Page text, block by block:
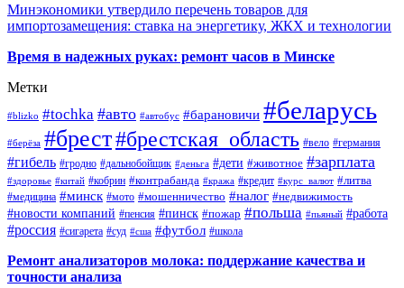
Минэкономики утвердило перечень товаров для
импортозамещения: ставка на энергетику, ЖКХ и технологии
Время в надежных руках: ремонт часов в Минске
Метки
#blizko #tochka #авто #автобус #барановичи #беларусь
#берёза #брест#брестская_область #вело #германия
#гибель #гродно #дальнобойщик #деньга #дети #животное #зарплата
#здоровье #китай #кобрин #контрабанда #кража #кредит #курс_валют #литва
#медицина #минск #мото #мошенничество #налог #недвижимость
#новости компаний #пенсия #пинск #пожар #польша #пьяный #работа
#россия #сигарета #суд #сша #футбол #школа
Ремонт анализаторов молока: поддержание качества и
точности анализа